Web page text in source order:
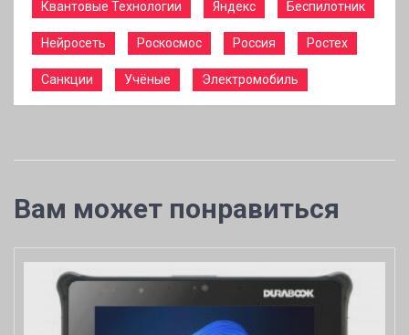
Квантовые Технологии Яндекс Беспилотник
Нейросеть Роскосмос Россия Ростех
Санкции Учёные Электромобиль
Вам может понравиться